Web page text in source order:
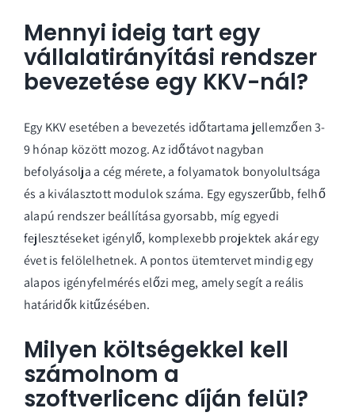
Mennyi ideig tart egy
vállalatirányítási rendszer
bevezetése egy KKV-nál?
Egy KKV esetében a bevezetés időtartama jellemzően 3-
9 hónap között mozog. Az időtávot nagyban
befolyásolja a cég mérete, a folyamatok bonyolultsága
és a kiválasztott modulok száma. Egy egyszerűbb, felhő
alapú rendszer beállítása gyorsabb, míg egyedi
fejlesztéseket igénylő, komplexebb projektek akár egy
évet is felölelhetnek. A pontos ütemtervet mindig egy
alapos igényfelmérés előzi meg, amely segít a reális
határidők kitűzésében.
Milyen költségekkel kell
számolnom a
szoftverlicenc díján felül?